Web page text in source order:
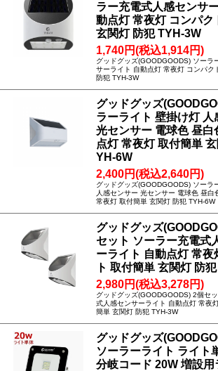
ラー充電式人感センサ
動点灯 常夜灯 コンパク
玄関灯 防犯 TYH-3W
1,740円(税込1,914円)
グッドグッズ(GOODGOODS) ソーラ
サーライト 自動点灯 常夜灯 コンパク
防犯 TYH-3W
グッドグッズ
ラーライト 壁掛け灯 人
光センサー 電球色 昼白
点灯 常夜灯 取付簡単
YH-6W
2,400円(税込2,640円)
グッドグッズ(GOODGOODS) ソーラ
人感センサー 光センサー 電球色 昼白
常夜灯 取付簡単 玄関灯 防犯 TYH-6W
グッドグッズ
セット ソーラー充電式
ーライト 自動点灯 常夜
ト 取付簡単 玄関灯 防
2,980円(税込3,278円)
グッドグッズ(GOODGOODS) 2個セ
式人感センサーライト 自動点灯 常夜
簡単 玄関灯 防犯 TYH-3W
グッドグッズ
ソーラーライト ライト
分岐コード 20W 増設用